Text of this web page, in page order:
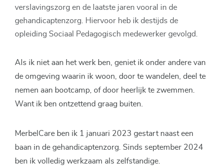
verslavingszorg en de laatste jaren vooral in de
gehandicaptenzorg. Hiervoor heb ik destijds de
opleiding Sociaal Pedagogisch medewerker gevolgd.
Als ik niet aan het werk ben, geniet ik onder andere van
de omgeving waarin ik woon, door te wandelen, deel te
nemen aan bootcamp, of door heerlijk te zwemmen.
Want ik ben ontzettend graag buiten.
MerbelCare ben ik 1 januari 2023 gestart naast een
baan in de gehandicaptenzorg. Sinds september 2024
ben ik volledig werkzaam als zelfstandige.